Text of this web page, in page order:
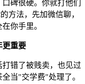
碑很硬。你就打他们
方法，先加微信聊，
你手里。
更重要
错了被贱卖，也见过
当"交学费"处理了。